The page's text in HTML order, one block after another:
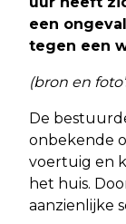
een
tegen een
(bron en
De
onbekende
voertuig en
het huis.
aanzienlijke